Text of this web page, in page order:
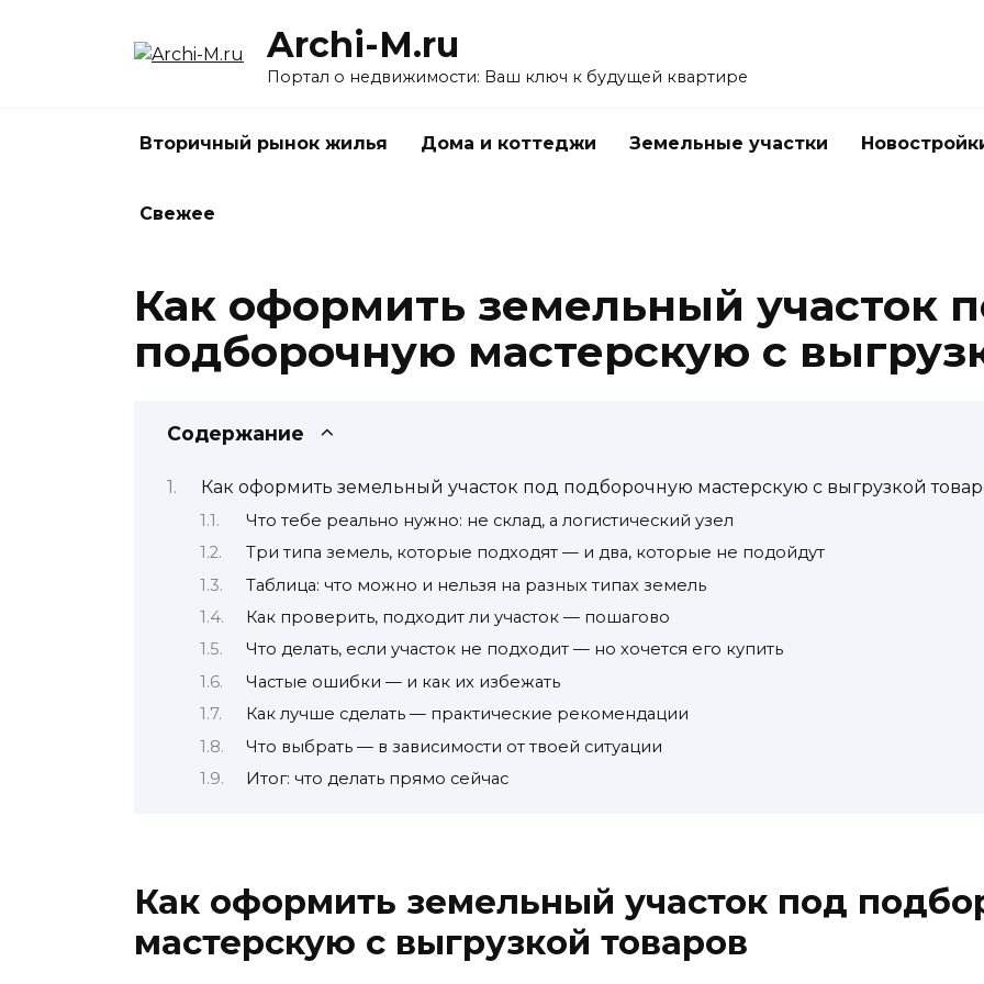
Archi-M.ru
Портал о недвижимости: Ваш ключ к будущей квартире
Вторичный рынок жилья Дома и коттеджи Земельные участки
Свежее
Как оформить земельный участок
подборочную мастерскую с
Содержание
Как оформить земельный участок под подборочную мастерскую с выгрузкой
Что тебе реально нужно: не склад, а логистический узел
Три типа земель, которые подходят — и два, которые не подойдут
Таблица: что можно и нельзя на разных типах земель
Как проверить, подходит ли участок — пошагово
Что делать, если участок не подходит — но хочется его купить
Частые ошибки — и как их избежать
Как лучше сделать — практические рекомендации
Что выбрать — в зависимости от твоей ситуации
Итог: что делать прямо сейчас
Как оформить земельный участок под
мастерскую с выгрузкой товаров